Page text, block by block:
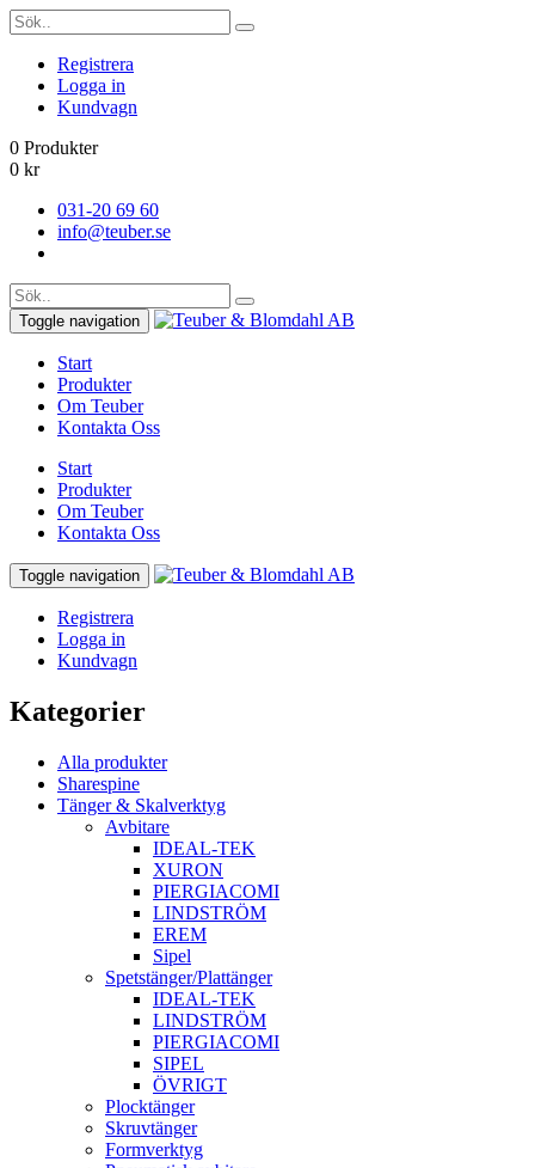
Registrera
Logga in
Kundvagn
0 Produkter
0 kr
031-20 69 60
info@teuber.se
Toggle navigation
Start
Produkter
Om Teuber
Kontakta Oss
Start
Produkter
Om Teuber
Kontakta Oss
Toggle navigation
Registrera
Logga in
Kundvagn
Kategorier
Alla produkter
Sharespine
Tänger & Skalverktyg
Avbitare
IDEAL-TEK
XURON
PIERGIACOMI
LINDSTRÖM
EREM
Sipel
Spetstänger/Plattänger
IDEAL-TEK
LINDSTRÖM
PIERGIACOMI
SIPEL
ÖVRIGT
Plocktänger
Skruvtänger
Formverktyg